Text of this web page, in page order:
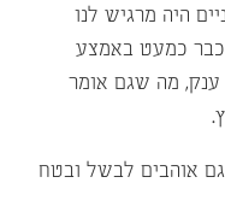
היה מרגיש לנו
כבר כמעט באמצע
מה שגם אומר
גם אוהבים לבשל ובטח